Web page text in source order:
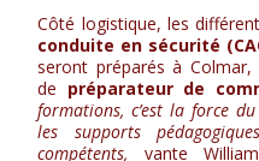
Côté logistique, les
conduite en sécurité
seront préparés à
de préparateur de
formations, c’est la force
les supports
compétents, vante